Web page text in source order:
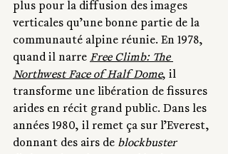
plus pour la diffusion des images
verticales qu’une bonne partie de la
communauté alpine réunie. En 1978,
quand il narre Free Climb: The
Northwest Face of Half Dome, il
transforme une libération de fissures
arides en récit grand public. Dans les
années 1980, il remet ça sur l’Everest,
donnant des airs de blockbuster